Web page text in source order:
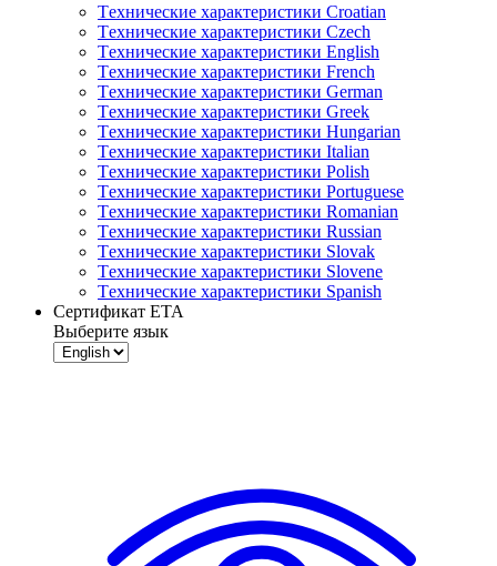
Tехнические характеристики Croatian
Tехнические характеристики Czech
Tехнические характеристики English
Tехнические характеристики French
Tехнические характеристики German
Tехнические характеристики Greek
Tехнические характеристики Hungarian
Tехнические характеристики Italian
Tехнические характеристики Polish
Tехнические характеристики Portuguese
Tехнические характеристики Romanian
Tехнические характеристики Russian
Tехнические характеристики Slovak
Tехнические характеристики Slovene
Tехнические характеристики Spanish
Сертификат ETA
Выберите язык